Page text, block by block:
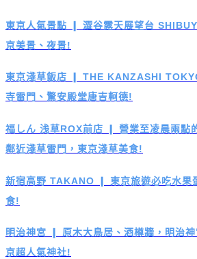
東京人氣景點 ❙ 澀谷露天展望台
京美景、夜景!
東京淺草飯店 ❙ THE KANZASHI
寺雷門、驚安殿堂唐吉軻德!
福しん 浅草ROX前店 ❙ 營業至凌晨兩點
鄰近淺草雷門，東京淺草美食!
新宿高野 TAKANO ❙ 東京旅遊必吃水果
食!
明治神宮 ❙ 原木大鳥居、酒樽牆，明治
京超人氣神社!